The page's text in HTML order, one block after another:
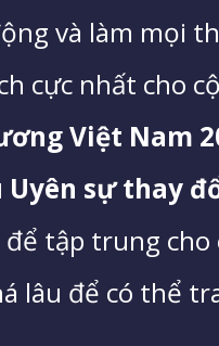
và làm mọi
cực nhất cho
Việt Nam
Uyên sự thay
để tập trung
lâu để có thể